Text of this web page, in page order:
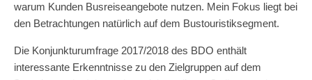
warum Kunden Busreiseangebote nutzen. Mein Fokus liegt bei
den Betrachtungen natürlich auf dem Bustouristiksegment.
Die Konjunkturumfrage 2017/2018 des BDO enthält
interessante Erkenntnisse zu den Zielgruppen auf dem